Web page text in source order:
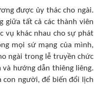
được ủy thác cho ngài.
giữa tất cả các thành viên
vụ khác nhau cho sự phát
mọi sứ mạng của mình,
ngài trong lễ truyền chức
hướng dẫn thiêng liêng.
con người, để biến đổi lịch